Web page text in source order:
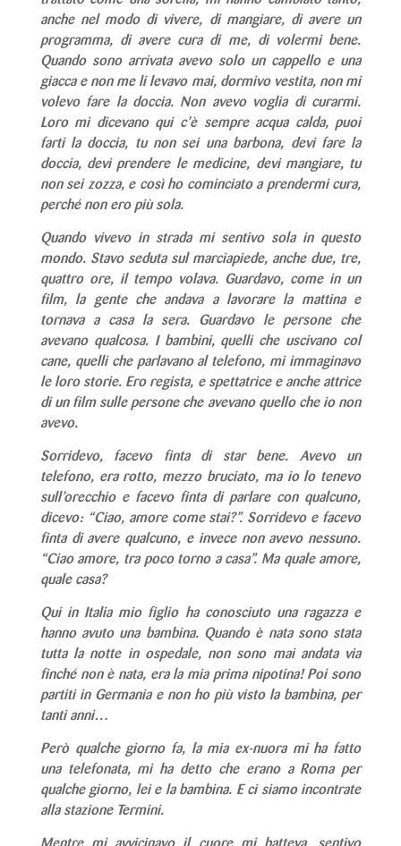
anche nel modo di vivere, di mangiare, di avere un
programma, di avere cura di me, di volermi bene.
Quando sono arrivata avevo solo un cappello e una
giacca e non me li levavo mai, dormivo vestita, non mi
volevo fare la doccia. Non avevo voglia di curarmi.
Loro mi dicevano qui c’è sempre acqua calda, puoi
farti la doccia, tu non sei una barbona, devi fare la
doccia, devi prendere le medicine, devi mangiare, tu
non sei zozza, e così ho cominciato a prendermi cura,
perché non ero più sola.
Quando vivevo in strada mi sentivo sola in questo
mondo. Stavo seduta sul marciapiede, anche due, tre,
quattro ore, il tempo volava. Guardavo, come in un
film, la gente che andava a lavorare la mattina e
tornava a casa la sera. Guardavo le persone che
avevano qualcosa. I bambini, quelli che uscivano col
cane, quelli che parlavano al telefono, mi immaginavo
le loro storie. Ero regista, e spettatrice e anche attrice
di un film sulle persone che avevano quello che io non
avevo.
Sorridevo, facevo finta di star bene. Avevo un
telefono, era rotto, mezzo bruciato, ma io lo tenevo
sull’orecchio e facevo finta di parlare con qualcuno,
dicevo: “Ciao, amore come stai?”. Sorridevo e facevo
finta di avere qualcuno, e invece non avevo nessuno.
“Ciao amore, tra poco torno a casa”. Ma quale amore,
quale casa?
Qui in Italia mio figlio ha conosciuto una ragazza e
hanno avuto una bambina. Quando è nata sono stata
tutta la notte in ospedale, non sono mai andata via
finché non è nata, era la mia prima nipotina! Poi sono
partiti in Germania e non ho più visto la bambina, per
tanti anni…
Però qualche giorno fa, la mia ex-nuora mi ha fatto
una telefonata, mi ha detto che erano a Roma per
qualche giorno, lei e la bambina. E ci siamo incontrate
alla stazione Termini.